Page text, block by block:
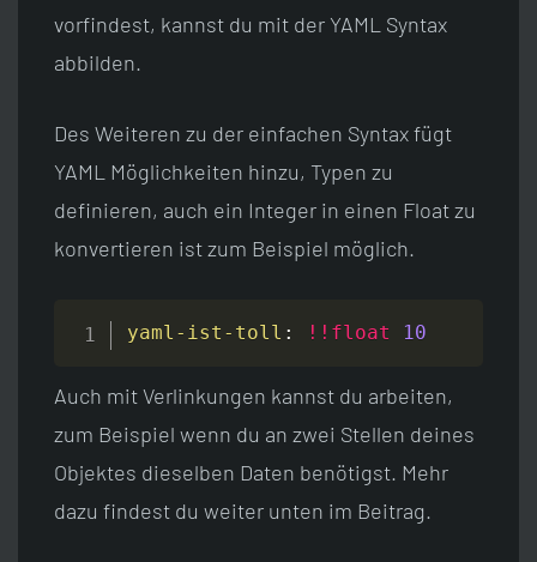
vorfindest, kannst du mit der YAML Syntax
abbilden.
Des Weiteren zu der einfachen Syntax fügt
YAML Möglichkeiten hinzu, Typen zu
definieren, auch ein Integer in einen Float zu
konvertieren ist zum Beispiel möglich.
yaml-ist-toll : !!float 10
Auch mit Verlinkungen kannst du arbeiten,
zum Beispiel wenn du an zwei Stellen deines
Objektes dieselben Daten benötigst. Mehr
dazu findest du weiter unten im Beitrag.